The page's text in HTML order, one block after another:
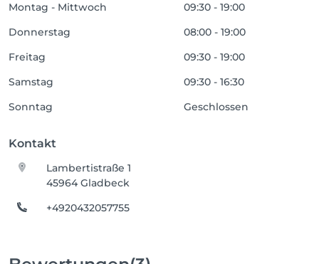
Montag - Mittwoch
09:30 - 19:00
Donnerstag
08:00 - 19:00
Freitag
09:30 - 19:00
Samstag
09:30 - 16:30
Sonntag
Geschlossen
Kontakt
Lambertistraße 1
45964 Gladbeck
+4920432057755